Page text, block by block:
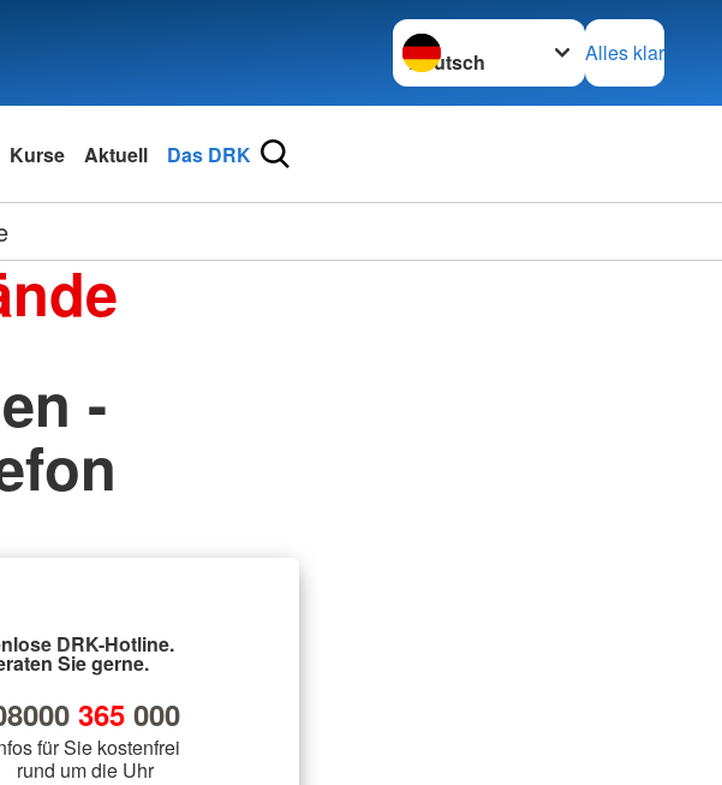
Sprache wechseln zu
Alles klar
Kurse Aktuell Das DRK
-
DRK-Hotline.
Sie gerne.
365000
für Sie kostenfrei
rund um die Uhr